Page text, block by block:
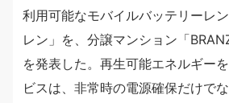
利用可能なモバイルバッテリーレ
レン」を、分譲マンション「
を発表した。再生可能エネルギー
ビスは、非常時の電源確保だけで